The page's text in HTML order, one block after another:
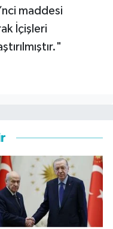
maddesi
İçişleri